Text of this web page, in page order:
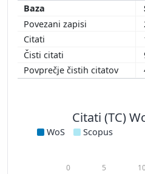
Citati (TC)
WoS Scopus
0 5